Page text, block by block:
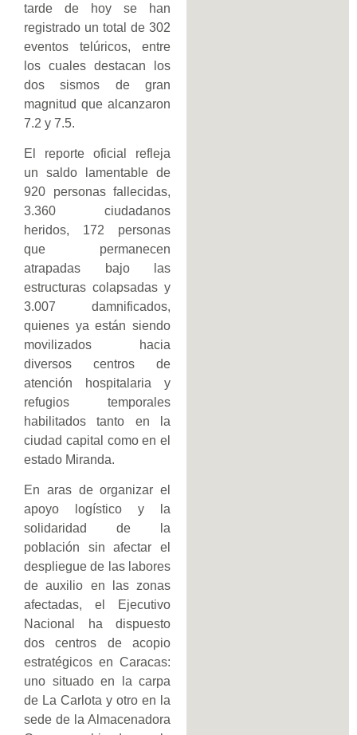
tarde de hoy se han
registrado un total de 302
eventos telúricos, entre
los cuales destacan los
dos sismos de gran
magnitud que alcanzaron
7.2 y 7.5.
El reporte oficial refleja
un saldo lamentable de
920 personas fallecidas,
3.360 ciudadanos
heridos, 172 personas
que permanecen
atrapadas bajo las
estructuras colapsadas y
3.007 damnificados,
quienes ya están siendo
movilizados hacia
diversos centros de
atención hospitalaria y
refugios temporales
habilitados tanto en la
ciudad capital como en el
estado Miranda.
En aras de organizar el
apoyo logístico y la
solidaridad de la
población sin afectar el
despliegue de las labores
de auxilio en las zonas
afectadas, el Ejecutivo
Nacional ha dispuesto
dos centros de acopio
estratégicos en Caracas:
uno situado en la carpa
de La Carlota y otro en la
sede de la Almacenadora